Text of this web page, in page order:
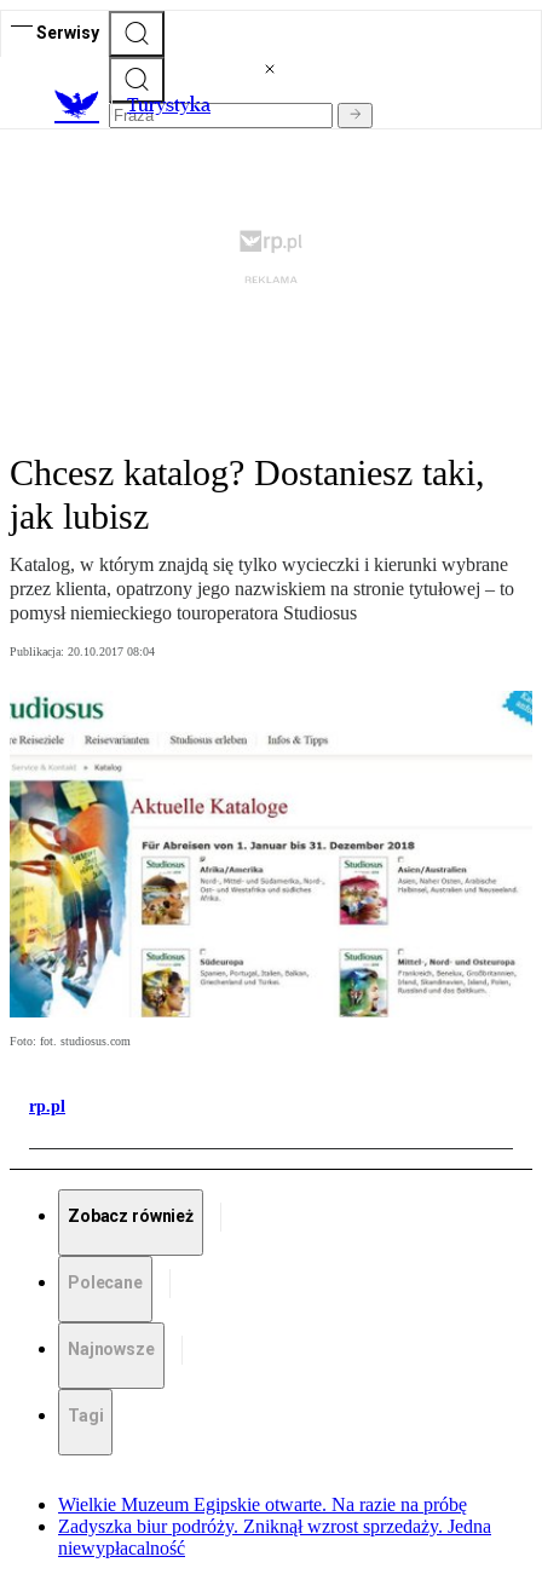
Serwisy
Turystyka
Chcesz katalog? Dostaniesz taki,
jak lubisz
Katalog, w którym znajdą się tylko wycieczki i kierunki wybrane
przez klienta, opatrzony jego nazwiskiem na stronie tytułowej – to
pomysł niemieckiego touroperatora Studiosus
Publikacja: 20.10.2017 08:04
Foto: fot. studiosus.com
rp.pl
Zobacz również
Polecane
Najnowsze
Tagi
Wielkie Muzeum Egipskie otwarte. Na razie na próbę
Zadyszka biur podróży. Zniknął wzrost sprzedaży. Jedna
niewypłacalność